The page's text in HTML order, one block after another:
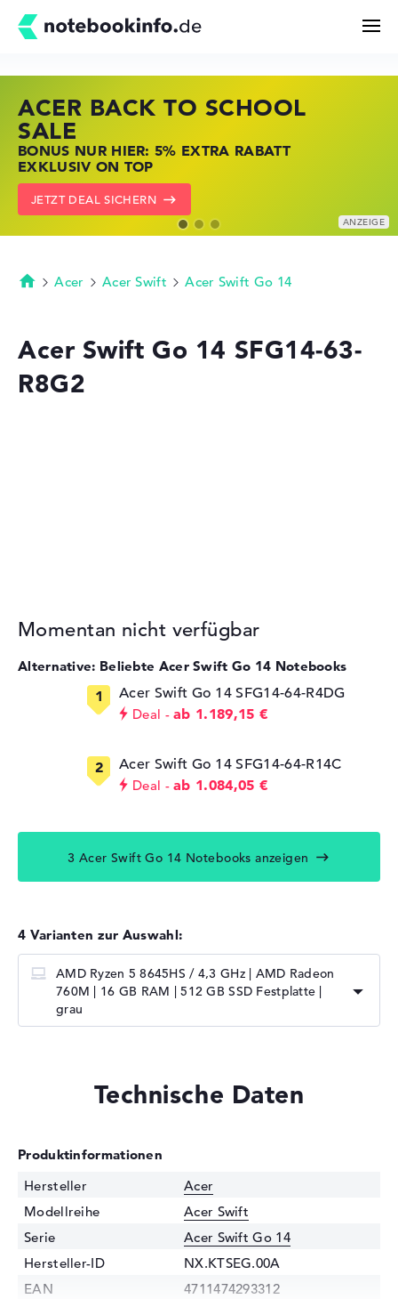
Kaufberatung
Technik & Wissen
Deals
ACER BACK TO SCHOOL
SALE
BONUS NUR HIER: 5% EXTRA RABATT
EXKLUSIV ON TOP
JETZT DEAL SICHERN
HP STORE SSV DEALS
JETZT ZUGREIFEN: NOTEBOOKS BEI HP
KRÄFTIG REDUZIERT
ZU DEN HP ANGEBOTEN
LENOVO LAPTOP DEALS
NOTEBOOKS BEI LENOVO JETZT
KRÄFTIG REDUZIERT
LENOVO DEALS ZEIGEN
Startseite
Acer Acer Swift Acer Swift Go 14
Acer Swift Go 14 SFG14-63-
R8G2
Momentan nicht verfügbar
Alternative: Beliebte Acer Swift Go 14 Notebooks
Acer Swift Go 14 SFG14-64-R4DG
Deal ab 1.189,15 €
Acer Swift Go 14 SFG14-64-R14C
Deal ab 1.084,05 €
3 Acer Swift Go 14 Notebooks anzeigen
4 Varianten zur Auswahl:
AMD Ryzen 5 8645HS / 4,3 GHz | AMD Radeon
760M | 16 GB RAM | 512 GB SSD Festplatte |
grau
Technische Daten
Produktinformationen
Hersteller
Acer
Modellreihe
Acer Swift
Serie
Acer Swift Go 14
Hersteller-ID
NX.KTSEG.00A
EAN
4711474293312